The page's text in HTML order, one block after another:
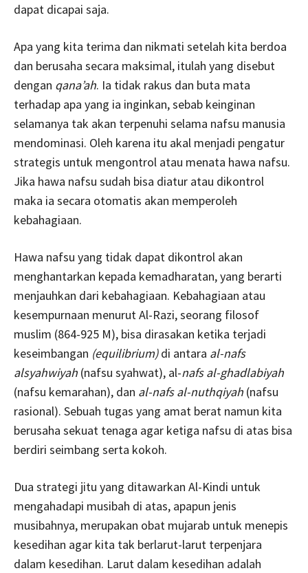
dapat dicapai saja.
Apa yang kita terima dan nikmati setelah kita berdoa
dan berusaha secara maksimal, itulah yang disebut
dengan qana’ah. Ia tidak rakus dan buta mata
terhadap apa yang ia inginkan, sebab keinginan
selamanya tak akan terpenuhi selama nafsu manusia
mendominasi. Oleh karena itu akal menjadi pengatur
strategis untuk mengontrol atau menata hawa nafsu.
Jika hawa nafsu sudah bisa diatur atau dikontrol
maka ia secara otomatis akan memperoleh
kebahagiaan.
Hawa nafsu yang tidak dapat dikontrol akan
menghantarkan kepada kemadharatan, yang berarti
menjauhkan dari kebahagiaan. Kebahagiaan atau
kesempurnaan menurut Al-Razi, seorang filosof
muslim (864-925 M), bisa dirasakan ketika terjadi
keseimbangan (equilibrium)di antara al-nafs
alsyahwiyah (nafsu syahwat), al-nafs al-ghadlabiyah
(nafsu kemarahan), dan al-nafs al-nuthqiyah (nafsu
rasional). Sebuah tugas yang amat berat namun kita
berusaha sekuat tenaga agar ketiga nafsu di atas bisa
berdiri seimbang serta kokoh.
Dua strategi jitu yang ditawarkan Al-Kindi untuk
mengahadapi musibah di atas, apapun jenis
musibahnya, merupakan obat mujarab untuk menepis
kesedihan agar kita tak berlarut-larut terpenjara
dalam kesedihan. Larut dalam kesedihan adalah